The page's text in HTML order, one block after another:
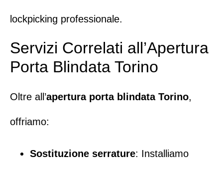
lockpicking professionale.
Servizi Correlati all’Apertura
Porta Blindata Torino
Oltre all’apertura porta blindata Torino,
offriamo:
Sostituzione serrature: Installiamo